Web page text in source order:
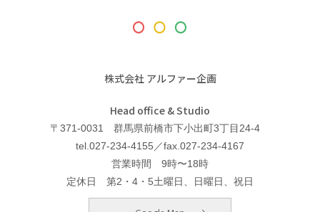
株式会社 アルファー企画
Head office & Studio
〒371-0031 群馬県前橋市下小出町3丁目24-4
tel.027-234-4155／fax.027-234-4167
営業時間 9時〜18時
定休日 第2・4・5土曜日、日曜日、祝日